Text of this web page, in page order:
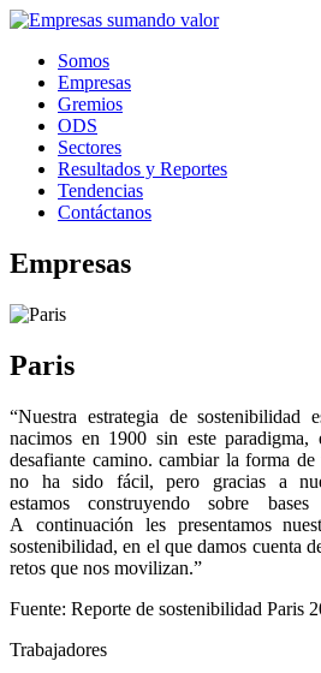
Somos
Empresas
Gremios
ODS
Sectores
Resultados y Reportes
Tendencias
Contáctanos
Empresas
Paris
“Nuestra estrategia de sostenibilidad
nacimos en 1900 sin este paradigma,
desafiante camino. cambiar la forma
no ha sido fácil, pero gracias a
estamos construyendo sobre
A continuación les presentamos
sostenibilidad, en el que damos cuenta
retos que nos movilizan.”
Fuente: Reporte de sostenibilidad Paris
Trabajadores